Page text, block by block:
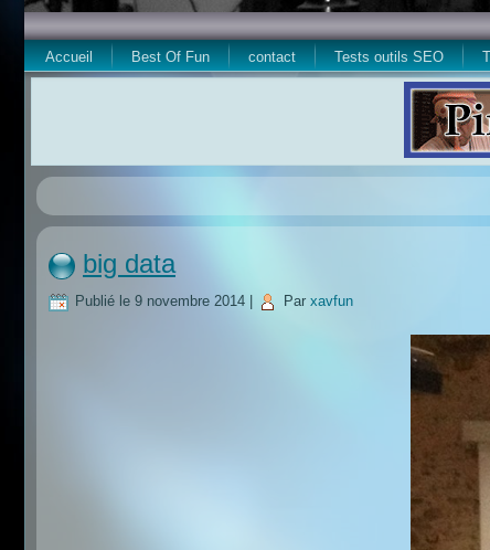
Accueil Best Of Fun contact Tests outils SEO
big data
Publié le 9 novembre 2014 Par xavfun